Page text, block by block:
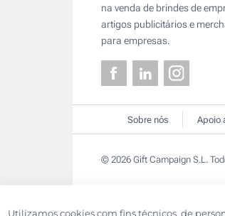
na venda de brindes de
artigos publicitários e
para empresas.
Sobre nós Apoio
© 2026 Gift Campaign S.L.
Utilizamos cookies com fins técnicos, de